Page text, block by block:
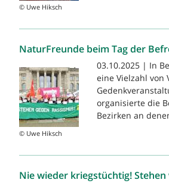
© Uwe Hiksch
NaturFreunde beim Tag der
© Uwe Hiksch
03.10.2025 | In
eine Vielzahl von
organisierte die
Bezirken an
Nie wieder kriegstüchtig!